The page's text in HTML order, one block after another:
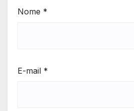
Nome *
E-mail *